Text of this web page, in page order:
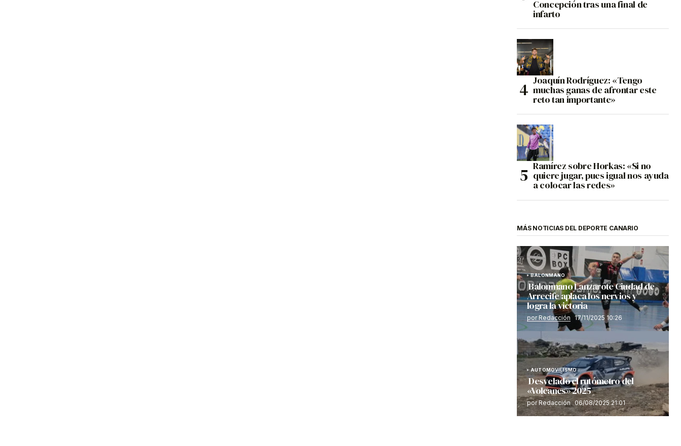
Concepción tras una final de
infarto
Joaquín Rodríguez: «Tengo
muchas ganas de afrontar este
reto tan importante»
Ramírez sobre Horkas: «Si no
quiere jugar, pues igual nos ayuda
a colocar las redes»
MÁS NOTICIAS DEL DEPORTE CANARIO
BALONMANO
Balonmano Lanzarote Ciudad de
Arrecife aplaca los nervios y
logra la victoria
por Redacción 17/11/2025 10:26
AUTOMOVILISMO
Desvelado el rutómetro del
«Volcanes» 2025
por Redacción 06/08/2025 21:01